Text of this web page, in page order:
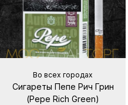
Во всех городах
Сигареты Пепе Рич Грин
(Pepe Rich Green)